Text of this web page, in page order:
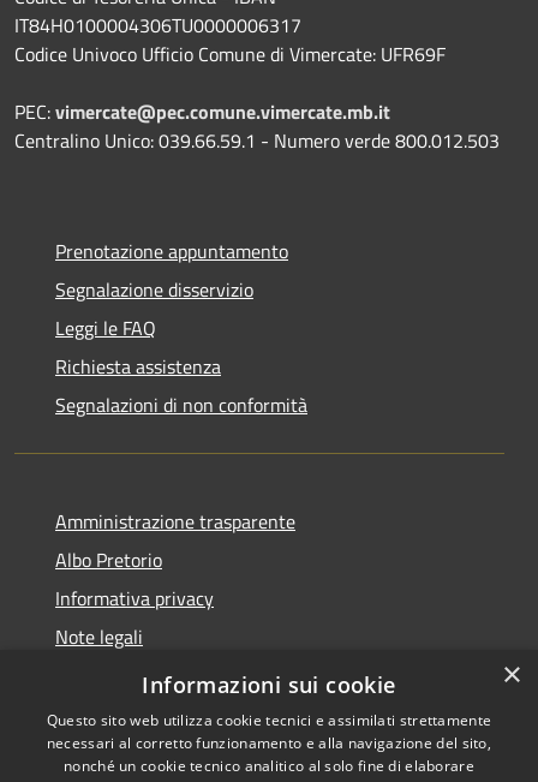
IT84H0100004306TU0000006317
Codice Univoco Ufficio Comune di Vimercate: UFR69F
PEC:vimercate@pec.comune.vimercate.mb.it
Centralino Unico: 039.66.59.1 - Numero verde 800.012.503
Prenotazione appuntamento
Segnalazione disservizio
Leggi le FAQ
Richiesta assistenza
Segnalazioni di non conformità
Amministrazione trasparente
Albo Pretorio
Informativa privacy
Note legali
Dichiarazione di accessibilità
×
Informazioni sui cookie
Questo sito web utilizza cookie tecnici e assimilati strettamente
necessari al corretto funzionamento e alla navigazione del sito,
nonché un cookie tecnico analitico al solo fine di elaborare